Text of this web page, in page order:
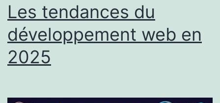
Les tendances du
développement web en
2025